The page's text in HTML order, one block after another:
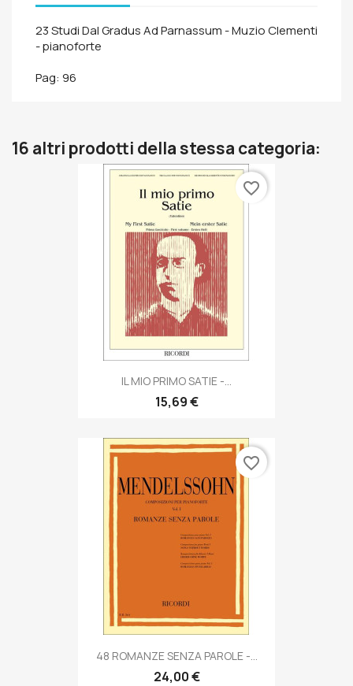
23 Studi Dal Gradus Ad Parnassum - Muzio Clementi
- pianoforte
Pag: 96
16 altri prodotti della stessa categoria:
IL MIO PRIMO SATIE -...
15,69 €
favorite_border
48 ROMANZE SENZA PAROLE -...
24,00 €
favorite_border